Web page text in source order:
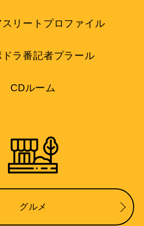
リートプロファイル
ドラ番記者プラール
CDルーム
グルメ